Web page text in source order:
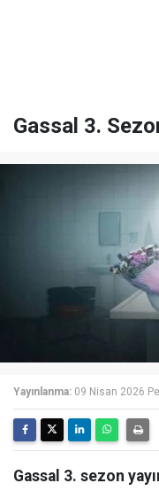
Gassal 3.
Yayınlanma: 09 Nisan 2026
Gassal 3. sezon